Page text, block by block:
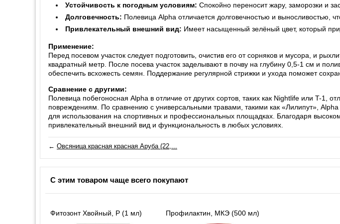
Устойчивость к погодным условиям: Спокойно переносит жару, заморозки и
Долговечность: Полевица Alpha отличается долговечностью и выносливостью,
Привлекательный внешний вид: Имеет насыщенный зелёный цвет, который
Применение:
Перед посевом участок следует подготовить, очистив его от сорняков и мусора, и
квадратный метр. После посева участок заделывают в почву на глубину 0,5-1 см и
обеспечить всхожесть семян. Поддержание регулярной стрижки и ухода поможет
Сравнение с другими:
Полевица побегоносная Alpha в отличие от других сортов, таких как Nightlife или T-1,
повреждениям. По сравнению с универсальными травами, такими как «Лилипут»,
для использования на спортивных и профессиональных площадках. Благодаря
привлекательный внешний вид и функциональность в любых условиях.
← Овсяница красная красная Аруба (22,...
С этим товаром чаще всего покупают
Фитозонт Хвойный, Р (1 мл) Профилактин, МКЭ (500 мл)